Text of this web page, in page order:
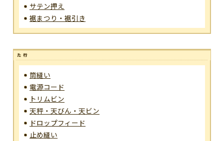
サテン押え
裾まつり・裾引き
筒縫い
電源コード
トリムビン
天秤・天びん・天ビン
ドロップフィード
止め縫い